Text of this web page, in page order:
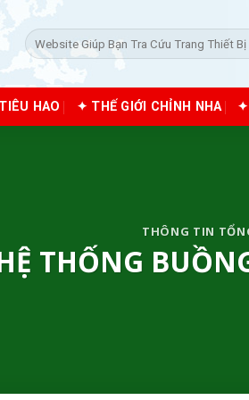
Tìm
kiếm:
HAO ✦ THẾ GIỚI CHỈNH NHA ✦
THÔNG TIN
THỐNG